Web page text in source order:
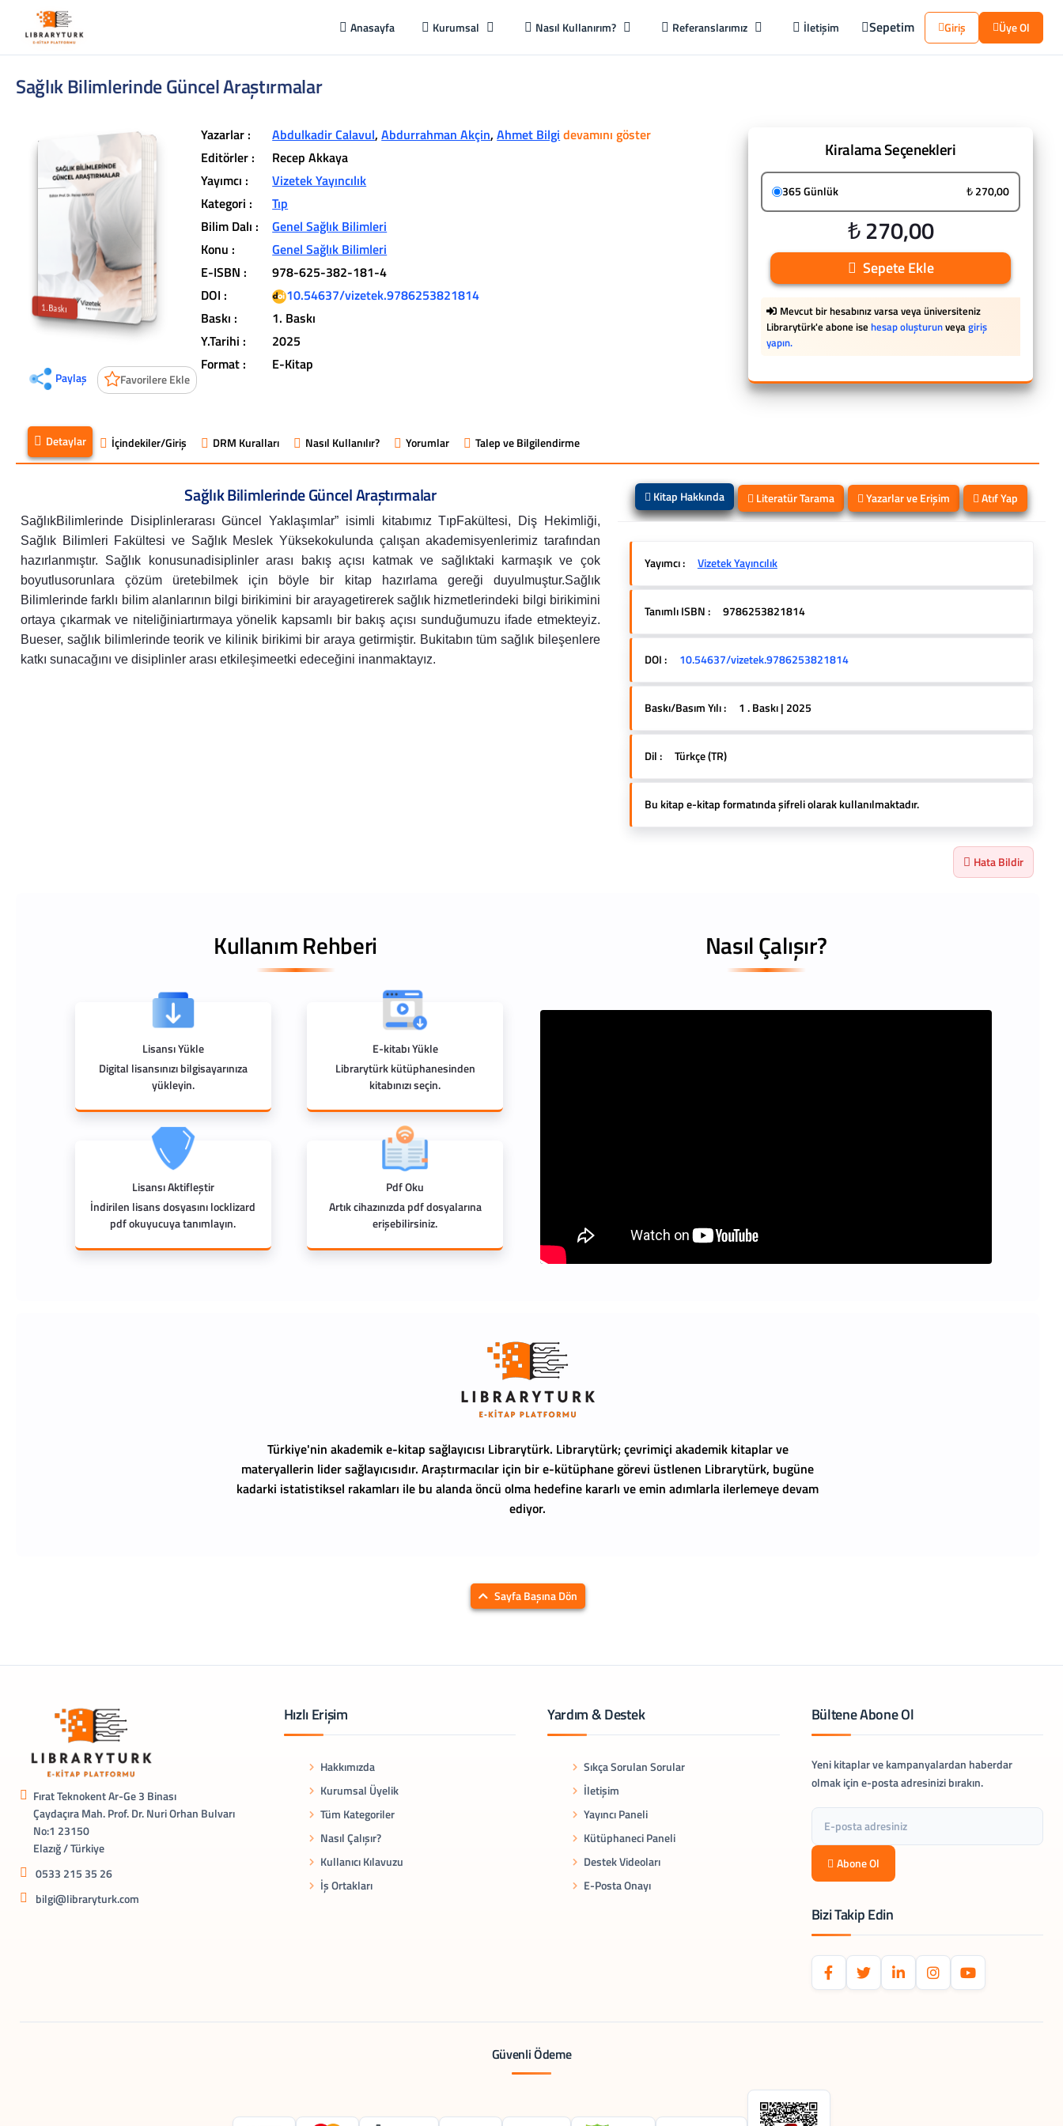
Anasayfa Kurumsal Nasıl Kullanırım? Referanslarımız İletişim Sepetim Giriş Üye Ol
Sağlık Bilimlerinde Güncel Araştırmalar
1.Baskı
L
ib
r
a
r
y
t
ü
r
k
lit
e
r
a
t
ü
r
a
v
u
c
u
n
u
z
u
n
iç
in
d
e
Paylaş Favorilere Ekle
Yazarlar : Abdulkadir Calavul,Abdurrahman Akçin,Ahmet Bilgi devamını göster
Editörler :
Recep Akkaya
Yayımcı :
Vizetek Yayıncılık
Kategori :
Tıp
Bilim Dalı :
Genel Sağlık Bilimleri
Konu :
Genel Sağlık Bilimleri
E-ISBN :
978-625-382-181-4
DOI :
10.54637/vizetek.9786253821814
Baskı :
1. Baskı
Y.Tarihi :
2025
Format :
E-Kitap
Kiralama Seçenekleri
365 Günlük ₺ 270,00
₺ 270,00
Sepete Ekle
Mevcut bir hesabınız varsa veya üniversiteniz
Librarytürk'e abone ise hesap oluşturunveyagiriş
yapın.
Detaylar İçindekiler/Giriş DRM Kuralları Nasıl Kullanılır? Yorumlar Talep ve Bilgilendirme
Sağlık Bilimlerinde Güncel Araştırmalar
SağlıkBilimlerinde Disiplinlerarası Güncel Yaklaşımlar” isimli kitabımız TıpFakültesi, Diş Hekimliği,
Sağlık Bilimleri Fakültesi ve Sağlık Meslek Yüksekokulunda çalışan akademisyenlerimiz tarafından
hazırlanmıştır. Sağlık konusunadisiplinler arası bakış açısı katmak ve sağlıktaki karmaşık ve çok
boyutlusorunlara çözüm üretebilmek için böyle bir kitap hazırlama gereği duyulmuştur.Sağlık
Bilimlerinde farklı bilim alanlarının bilgi birikimini bir arayagetirerek sağlık hizmetlerindeki bilgi birikimini
ortaya çıkarmak ve niteliğiniartırmaya yönelik kapsamlı bir bakış açısı sunduğumuzu ifade etmekteyiz.
Bueser, sağlık bilimlerinde teorik ve kilinik birikimi bir araya getirmiştir. Bukitabın tüm sağlık bileşenlere
katkı sunacağını ve disiplinler arası etkileşimeetki edeceğini inanmaktayız.
Kitap Hakkında Literatür Tarama Yazarlar ve Erişim Atıf Yap
Yayımcı : Vizetek Yayıncılık
Tanımlı ISBN : 9786253821814
DOI : 10.54637/vizetek.9786253821814
Baskı/Basım Yılı : 1 . Baskı | 2025
Dil : Türkçe (TR)
Bu kitap e-kitap formatında şifreli olarak kullanılmaktadır.
Hata Bildir
Kullanım Rehberi
Lisansı Yükle
Digital lisansınızı bilgisayarınıza
yükleyin.
E-kitabı Yükle
Librarytürk kütüphanesinden
kitabınızı seçin.
Lisansı Aktifleştir
İndirilen lisans dosyasını locklizard
pdf okuyucuya tanımlayın.
Pdf Oku
Artık cihazınızda pdf dosyalarına
erişebilirsiniz.
Nasıl Çalışır?
Türkiye'nin akademik e-kitap sağlayıcısı Librarytürk. Librarytürk; çevrimiçi akademik kitaplar ve
materyallerin lider sağlayıcısıdır. Araştırmacılar için bir e-kütüphane görevi üstlenen Librarytürk, bugüne
kadarki istatistiksel rakamları ile bu alanda öncü olma hedefine kararlı ve emin adımlarla ilerlemeye devam
ediyor.
Sayfa Başına Dön
Fırat Teknokent Ar-Ge 3 Binası
Çaydaçıra Mah. Prof. Dr. Nuri Orhan Bulvarı
No:1 23150
Elazığ / Türkiye
0533 215 35 26
bilgi@libraryturk.com
Hızlı Erişim
Hakkımızda
Kurumsal Üyelik
Tüm Kategoriler
Nasıl Çalışır?
Kullanıcı Kılavuzu
İş Ortakları
Yardım & Destek
Sıkça Sorulan Sorular
İletişim
Yayıncı Paneli
Kütüphaneci Paneli
Destek Videoları
E-Posta Onayı
Bültene Abone Ol
Yeni kitaplar ve kampanyalardan haberdar
olmak için e-posta adresinizi bırakın.
Abone Ol
Bizi Takip Edin
Güvenli Ödeme